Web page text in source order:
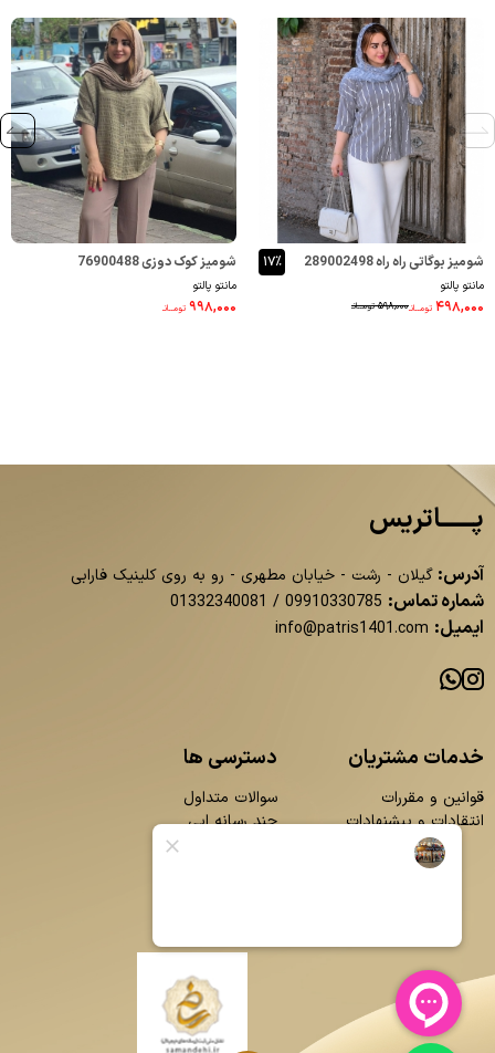
شومیز بوگاتی راه راه 289002498
مانتو پالتو
۵۹۸,۰۰۰ تومــانـ ۴۹۸,۰۰۰ تومــانـ
۱۷٪ شومیز کوک دوزی 76900488
مانتو پالتو
۹۹۸,۰۰۰ تومــانـ
پــــــاتریس
آدرس: گیلان - رشت - خیابان مطهری - رو به روی کلینیک فارابی
شماره تماس: 09910330785
/
01332340081
ایمیل: info@patris1401.com
خدمات مشتریان
قوانین و مقررات
انتقادات و پیشنهادات
دسترسی ها
سوالات متداول
چند رسانه ایی